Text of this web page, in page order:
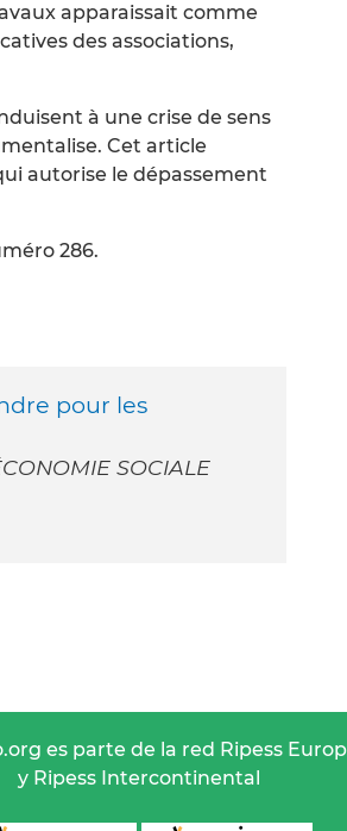
apparaissait comme
des associations,
à une crise de sens
Cet article
autorise le dépassement
286.
pour les
SOCIALE
es parte de la red Ripess
y Ripess Intercontinental